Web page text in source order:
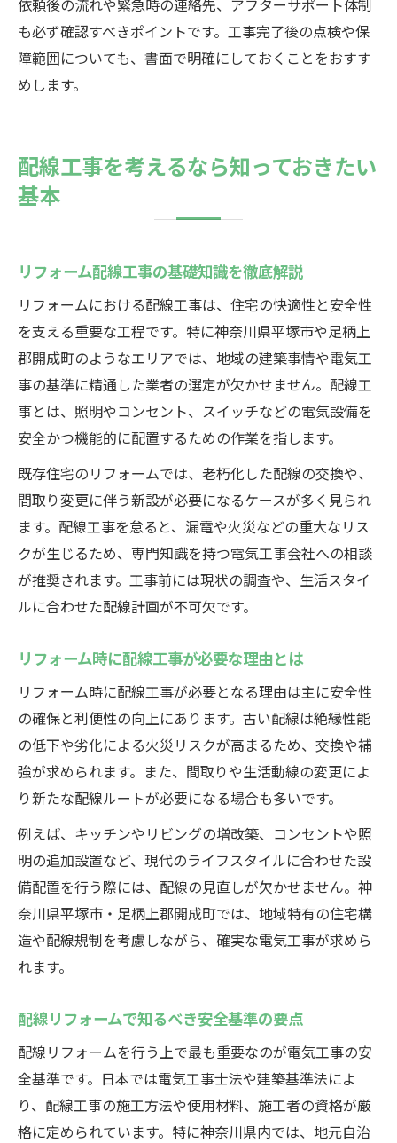
依頼後の流れや緊急時の連絡先、アフターサポート体制
も必ず確認すべきポイントです。工事完了後の点検や保
障範囲についても、書面で明確にしておくことをおすす
めします。
配線工事を考えるなら知っておきたい
基本
リフォーム配線工事の基礎知識を徹底解説
リフォームにおける配線工事は、住宅の快適性と安全性
を支える重要な工程です。特に神奈川県平塚市や足柄上
郡開成町のようなエリアでは、地域の建築事情や電気工
事の基準に精通した業者の選定が欠かせません。配線工
事とは、照明やコンセント、スイッチなどの電気設備を
安全かつ機能的に配置するための作業を指します。
既存住宅のリフォームでは、老朽化した配線の交換や、
間取り変更に伴う新設が必要になるケースが多く見られ
ます。配線工事を怠ると、漏電や火災などの重大なリス
クが生じるため、専門知識を持つ電気工事会社への相談
が推奨されます。工事前には現状の調査や、生活スタイ
ルに合わせた配線計画が不可欠です。
リフォーム時に配線工事が必要な理由とは
リフォーム時に配線工事が必要となる理由は主に安全性
の確保と利便性の向上にあります。古い配線は絶縁性能
の低下や劣化による火災リスクが高まるため、交換や補
強が求められます。また、間取りや生活動線の変更によ
り新たな配線ルートが必要になる場合も多いです。
例えば、キッチンやリビングの増改築、コンセントや照
明の追加設置など、現代のライフスタイルに合わせた設
備配置を行う際には、配線の見直しが欠かせません。神
奈川県平塚市・足柄上郡開成町では、地域特有の住宅構
造や配線規制を考慮しながら、確実な電気工事が求めら
れます。
配線リフォームで知るべき安全基準の要点
配線リフォームを行う上で最も重要なのが電気工事の安
全基準です。日本では電気工事士法や建築基準法によ
り、配線工事の施工方法や使用材料、施工者の資格が厳
格に定められています。特に神奈川県内では、地元自治